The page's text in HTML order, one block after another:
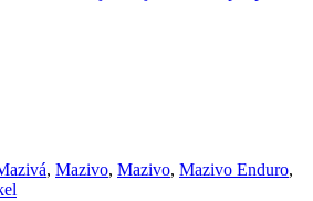
, Mazivo, Mazivo, Mazivo Enduro,